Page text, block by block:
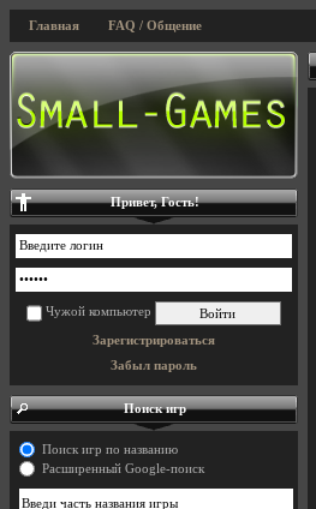
Главная FAQ / Общение
Привет, Гость!
Чужой компьютер
Зарегистрироваться
Забыл пароль
Поиск игр
Поиск игр по названию
Расширенный Google-поиск